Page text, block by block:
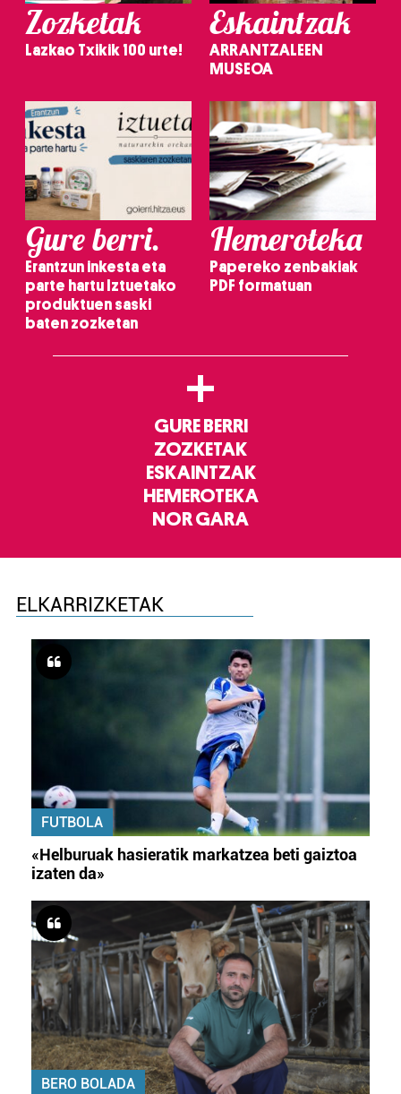
Zozketak
Lazkao Txikik 100 urte!
Eskaintzak
ARRANTZALEEN
MUSEOA
Gure berri.
Erantzun inkesta eta
parte hartu Iztuetako
produktuen saski
baten zozketan
Hemeroteka
Papereko zenbakiak
PDF formatuan
+
GURE BERRI
ZOZKETAK
ESKAINTZAK
HEMEROTEKA
NOR GARA
ELKARRIZKETAK
FUTBOLA
«Helburuak hasieratik markatzea beti gaiztoa
izaten da»
BERO BOLADA